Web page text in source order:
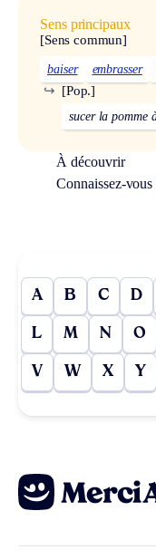
Sens principaux
[Sens commun]
baiser embrasser
[Pop.]
↪
sucer la pomme
À découvrir
Connaissez-
A B C D
L M N O
V W X Y